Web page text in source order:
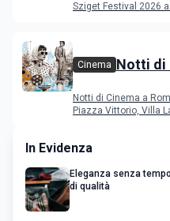
Sziget Festival 2026
Cinema Notti di
Notti di Cinema a
Piazza Vittorio, Villa
In Evidenza
Eleganza senza
di qualità